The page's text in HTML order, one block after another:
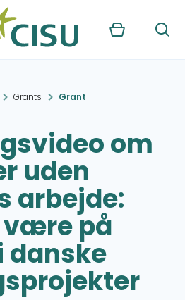
Kurv Søg
Grants Grant
om
uden
arbejde:
være på